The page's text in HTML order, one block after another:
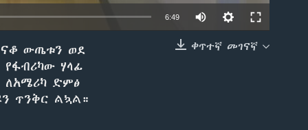
EMBED
6:49
ቀጥተኛ መገናኛ
ውጤቱን ወደ
ሃላፊ
ለአሜሪካ ድምፅ
ጥንቅር ልኳል።